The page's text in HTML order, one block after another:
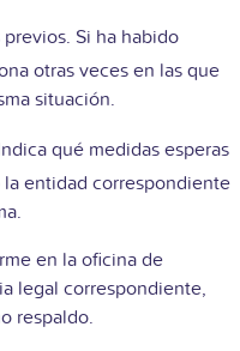
Si ha habido
otras veces en las que
situación.
qué medidas esperas
entidad correspondiente
en la oficina de
legal correspondiente,
respaldo.